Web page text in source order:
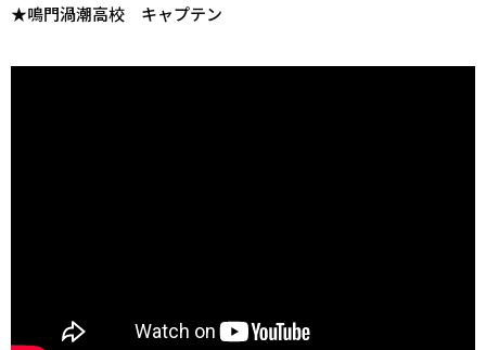
★鳴門渦潮高校 キャプテン